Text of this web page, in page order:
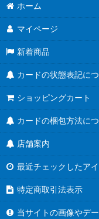
ホーム
マイページ
新着商品
カードの状態表記に
ショッピングカート
カードの梱包方法に
店舗案内
最近チェックしたア
特定商取引法表示
当サイトの画像やデ